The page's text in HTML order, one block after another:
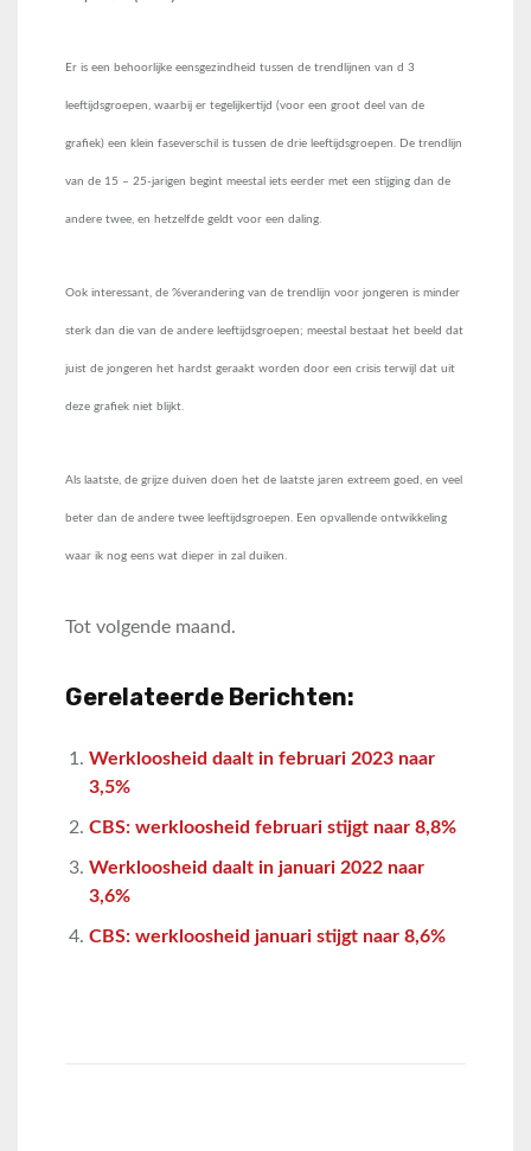
Er is een behoorlijke eensgezindheid tussen de trendlijnen van d 3
leeftijdsgroepen, waarbij er tegelijkertijd (voor een groot deel van de
grafiek) een klein faseverschil is tussen de drie leeftijdsgroepen. De trendlijn
van de 15 – 25-jarigen begint meestal iets eerder met een stijging dan de
andere twee, en hetzelfde geldt voor een daling.
Ook interessant, de %verandering van de trendlijn voor jongeren is minder
sterk dan die van de andere leeftijdsgroepen; meestal bestaat het beeld dat
juist de jongeren het hardst geraakt worden door een crisis terwijl dat uit
deze grafiek niet blijkt.
Als laatste, de grijze duiven doen het de laatste jaren extreem goed, en veel
beter dan de andere twee leeftijdsgroepen. Een opvallende ontwikkeling
waar ik nog eens wat dieper in zal duiken.
Tot volgende maand.
Gerelateerde Berichten:
Werkloosheid daalt in februari 2023 naar
3,5%
CBS: werkloosheid februari stijgt naar 8,8%
Werkloosheid daalt in januari 2022 naar
3,6%
CBS: werkloosheid januari stijgt naar 8,6%